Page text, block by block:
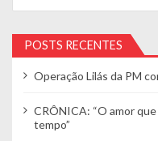
POSTS RECENTES
Operação Lilás da PM
CRÔNICA: “O amor
tempo”